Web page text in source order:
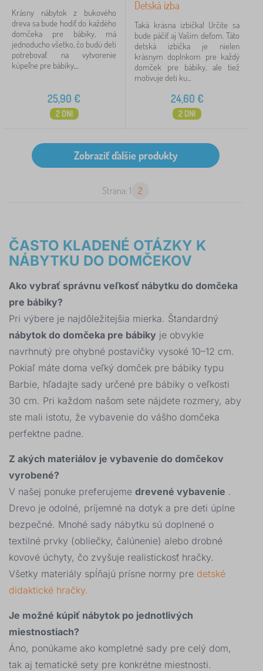
Krásny nábytok z bukového
dreva sa bude hodiť do každého
domčeka pre bábiky, má
jednoducho všetko, čo budú deti
potrebovať na vytvorenie
kúpeľne pre bábiky,...
25,90 €
2 DNI
Detská izba
Taká krásna izbička! Určite sa
bude páčiť aj Vašim deťom. Táto
detská izbička je nielen
krásnym doplnkom pre každý
domček pre bábiky, ale tiež
motivuje deti ku...
24,60 €
2 DNI
Strana: 1 2
ČASTO KLADENÉ OTÁZKY K
NÁBYTKU DO DOMČEKOV
Ako vybrať správnu veľkosť nábytku do domčeka
pre bábiky?
Pri výbere je najdôležitejšia mierka. Štandardný
nábytok do domčeka pre bábiky je obvykle
navrhnutý pre ohybné postavičky vysoké 10–12 cm.
Pokiaľ máte doma veľký domček pre bábiky typu
Barbie, hľadajte sady určené pre bábiky o veľkosti
30 cm. Pri každom našom sete nájdete rozmery, aby
ste mali istotu, že vybavenie do vášho domčeka
perfektne padne.
Z akých materiálov je vybavenie do domčekov
vyrobené?
V našej ponuke preferujeme drevené vybavenie .
Drevo je odolné, príjemné na dotyk a pre deti úplne
bezpečné. Mnohé sady nábytku sú doplnené o
textilné prvky (obliečky, čalúnenie) alebo drobné
kovové úchyty, čo zvyšuje realistickosť hračky.
Všetky materiály spĺňajú prísne normy pre detské
didaktické hračky.
Je možné kúpiť nábytok po jednotlivých
miestnostiach?
Áno, ponúkame ako kompletné sady pre celý dom,
tak aj tematické sety pre konkrétne miestnosti.